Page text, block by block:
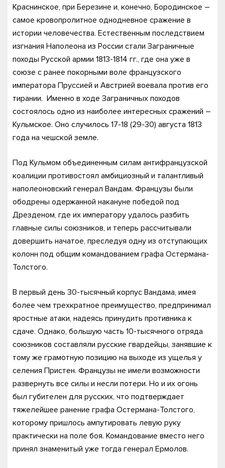
Краснинское, при Березине и, конечно, Бородинское –
самое кровопролитное однодневное сражение в
истории человечества. Естественным последствием
изгнания Наполеона из России стали Заграничные
походы Русской армии 1813-1814 гг., где она уже в
союзе с ранее покорными воле французского
императора Пруссией и Австрией воевала против его
тирании. Именно в ходе Заграничных походов
состоялось одно из наиболее интересных сражений –
Кульмское. Оно случилось 17-18 (29-30) августа 1813
года на чешской земле.
Под Кульмом объединенным силам антифранцузской
коалиции противостоял амбициозный и талантливый
наполеоновский генерал Вандам. Французы были
ободрены одержанной накануне победой под
Дрезденом, где их императору удалось разбить
главные силы союзников, и теперь рассчитывали
довершить начатое, преследуя одну из отступающих
колонн под общим командованием графа Остермана-
Толстого.
В первый день 30-тысячный корпус Вандама, имея
более чем трехкратное преимущество, предпринимал
яростные атаки, надеясь принудить противника к
сдаче. Однако, большую часть 10-тысячного отряда
союзников составляли русские гвардейцы, занявшие к
тому же грамотную позицию на выходе из ущелья у
селения Пристен. Французы не имели возможности
развернуть все силы и несли потери. Но и их огонь
был губителен для русских, что подтверждает
тяжелейшее ранение графа Остермана-Толстого,
которому пришлось ампутировать левую руку
практически на поле боя. Командование вместо него
принял знаменитый уже тогда генерал Ермолов.